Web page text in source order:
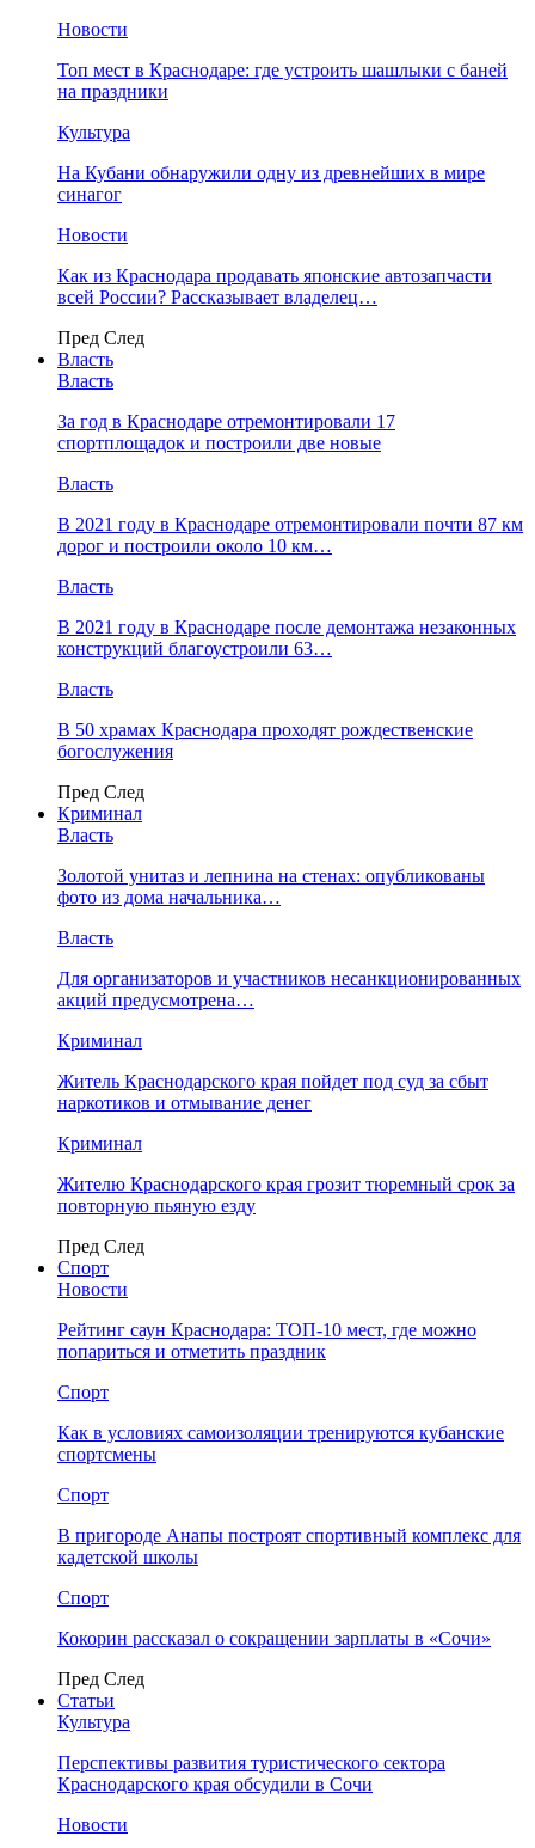
Новости
Топ мест в Краснодаре: где устроить шашлыки с баней
на праздники
Культура
На Кубани обнаружили одну из древнейших в мире
синагог
Новости
Как из Краснодара продавать японские автозапчасти
всей России? Рассказывает владелец…
Пред След
Власть
Власть
За год в Краснодаре отремонтировали 17
спортплощадок и построили две новые
Власть
В 2021 году в Краснодаре отремонтировали почти 87 км
дорог и построили около 10 км…
Власть
В 2021 году в Краснодаре после демонтажа незаконных
конструкций благоустроили 63…
Власть
В 50 храмах Краснодара проходят рождественские
богослужения
Пред След
Криминал
Власть
​Золотой унитаз и лепнина на стенах: опубликованы
фото из дома начальника…
Власть
Для организаторов и участников несанкционированных
акций предусмотрена…
Криминал
Житель Краснодарского края пойдет под суд за сбыт
наркотиков и отмывание денег
Криминал
Жителю Краснодарского края грозит тюремный срок за
повторную пьяную езду
Пред След
Спорт
Новости
Рейтинг саун Краснодара: ТОП-10 мест, где можно
попариться и отметить праздник
Спорт
Как в условиях самоизоляции тренируются кубанские
спортсмены
Спорт
В пригороде Анапы построят спортивный комплекс для
кадетской школы
Спорт
Кокорин рассказал о сокращении зарплаты в «Сочи»
Пред След
Статьи
Культура
Перспективы развития туристического сектора
Краснодарского края обсудили в Сочи
Новости